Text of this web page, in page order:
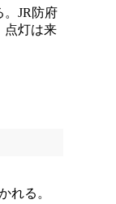
。JR防府
点灯は来
れる。